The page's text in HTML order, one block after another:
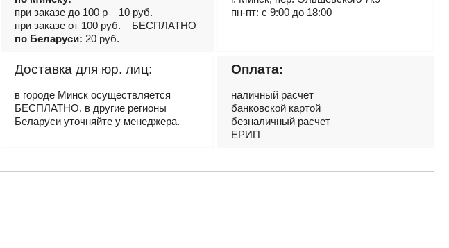
при заказе до 100 р – 10 руб.
при заказе от 100 руб. – БЕСПЛАТНО
по Беларуси: 20 руб.
пн-пт: с 9:00 до 18:00
Доставка для юр. лиц:
в городе Минск осуществляется
БЕСПЛАТНО, в другие регионы
Беларуси уточняйте у менеджера.
Оплата:
наличный расчет
банковской картой
безналичный расчет
ЕРИП